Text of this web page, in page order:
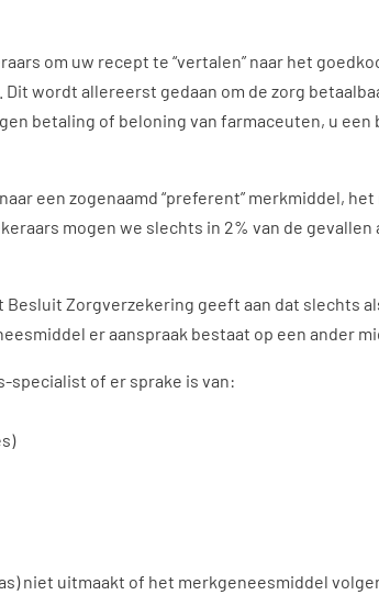
om uw recept te “vertalen” naar het
wordt allereerst gedaan om de zorg
betaling of beloning van farmaceuten, u een
een zogenaamd “preferent” merkmiddel,
mogen we slechts in 2% van de gevallen
Besluit Zorgverzekering geeft aan dat slechts
er aanspraak bestaat op een ander
specialist of er sprake is van:
niet uitmaakt of het merkgeneesmiddel